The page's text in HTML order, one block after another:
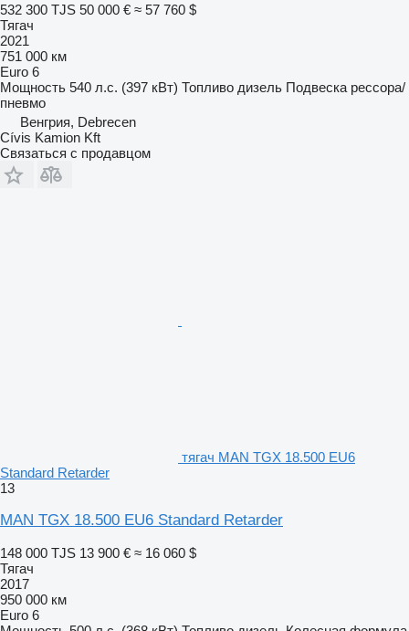
532 300 TJS 50 000 € ≈ 57 760 $
Тягач
2021
751 000 км
Euro 6
Мощность 540 л.с. (397 кВт) Топливо дизель Подвеска рессора/
пневмо
Венгрия, Debrecen
Cívis Kamion Kft
Связаться с продавцом
тягач MAN TGX 18.500 EU6
Standard Retarder
13
MAN TGX 18.500 EU6 Standard Retarder
148 000 TJS 13 900 € ≈ 16 060 $
Тягач
2017
950 000 км
Euro 6